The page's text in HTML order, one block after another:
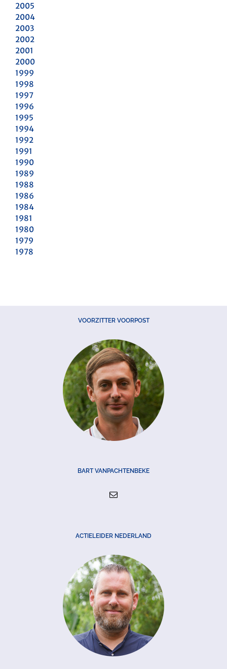
2005
2004
2003
2002
2001
2000
1999
1998
1997
1996
1995
1994
1992
1991
1990
1989
1988
1986
1984
1981
1980
1979
1978
VOORZITTER VOORPOST
BART VANPACHTENBEKE
ACTIELEIDER NEDERLAND